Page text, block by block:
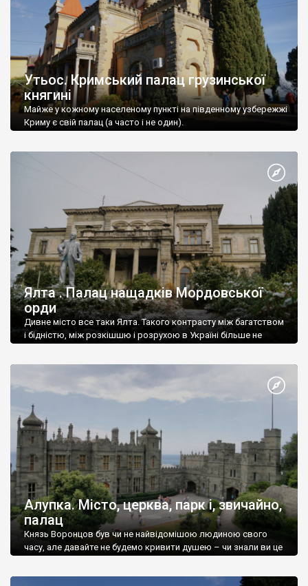
Утьос. Кримський палац грузинської
княгині
Майже у кожному населеному пункті на південному узбережжі
Криму є свій палац (а часто і не один).
Ялта . Палац нащадків Мордовської
орди
Дивне місто все таки Ялта. Такого контрасту між багатством
і бідністю, між розкішшю і розрухою в Україні більше не
Алупка. Місто, церква, парк і, звичайно,
палац
Князь Воронцов був чи не найвідомішою людиною свого
часу, але давайте не будемо кривити душею – чи знали ви це